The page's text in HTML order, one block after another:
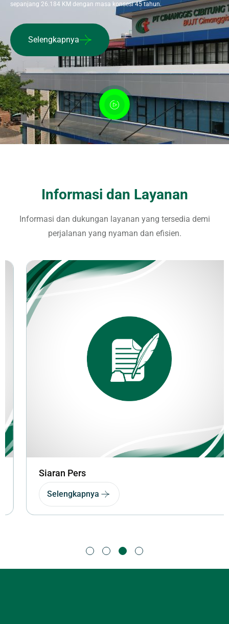
sepanjang 26.184 KM dengan masa konsesi 45 tahun.
Selengkapnya
Informasi dan Layanan
Informasi dan dukungan layanan yang tersedia demi
perjalanan yang nyaman dan efisien.
Siaran Pers
Selengkapnya